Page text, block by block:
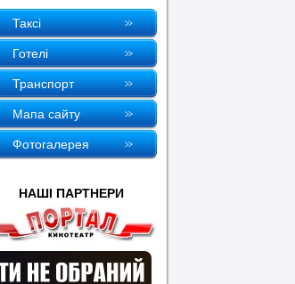
Таксi
Готелi
Транспорт
Мапа сайту
Фотогалерея
НАШI ПАРТНЕРИ